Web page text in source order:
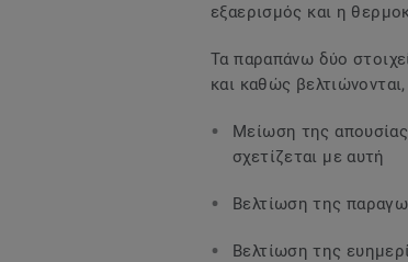
εξαερισμός και η
Τα παραπάνω δύο
και καθώς
Μείωση της
σχετίζεται με αυτή
Βελτίωση της
Βελτίωση της